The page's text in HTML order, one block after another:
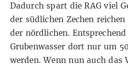
Dadurch spart die RAG viel
der südlichen Zechen
der nördlichen. Entsprechend
Grubenwasser dort nur um
werden. Wenn nun auch das